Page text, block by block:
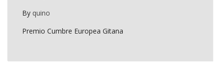
By quino
Premio Cumbre Europea Gitana